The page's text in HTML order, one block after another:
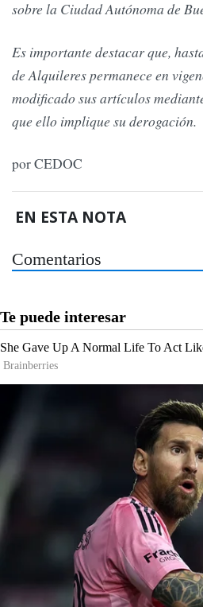
sobre la Ciudad Autónoma de
Es importante destacar que,
de Alquileres permanece en
modificado sus artículos
que ello implique su derogación.
por CEDOC
EN ESTA NOTA
Comentarios